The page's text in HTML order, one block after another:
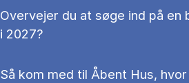
Overvejer du at søge ind på en
i 2027?
Så kom med til Åbent Hus,